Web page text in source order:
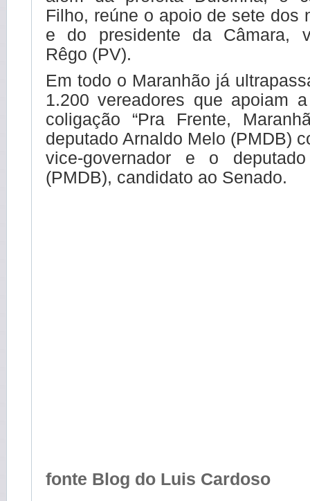
Filho, reúne o apoio de sete dos
e do presidente da Câmara,
Rêgo (PV).
Em todo o Maranhão já
1.200 vereadores que apoiam
coligação “Pra Frente,
deputado Arnaldo Melo (PMDB)
vice-governador e o
(PMDB), candidato ao Senado.
fonte Blog do Luis Cardoso